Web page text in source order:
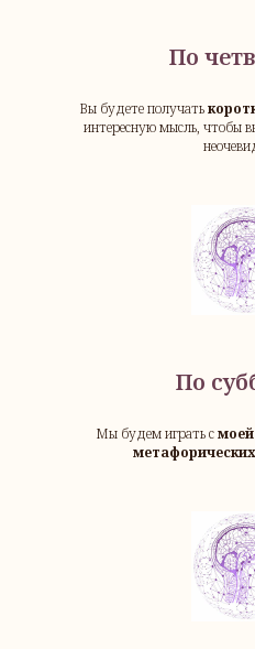
По
Вы будете получать
интересную мысль, чтобы
По
Мы будем играть смоей